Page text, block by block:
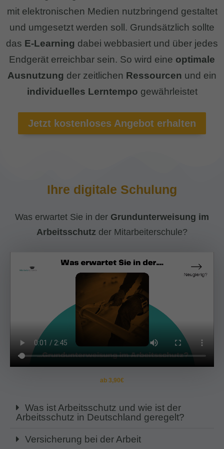
mit elektronischen Medien nutzbringend gestaltet
und umgesetzt werden soll. Grundsätzlich sollte
das E-Learning dabei webbasiert und über jedes
Endgerät erreichbar sein. So wird eine optimale
Ausnutzung der zeitlichen Ressourcen und ein
individuelles Lerntempo gewährleistet
Jetzt kostenloses Angebot erhalten
Ihre digitale Schulung
Was erwartet Sie in der Grundunterweisung im
Arbeitsschutz der Mitarbeiterschule?
ab 3,90€
Was ist Arbeitsschutz und wie ist der
Arbeitsschutz in Deutschland geregelt?
Versicherung bei der Arbeit